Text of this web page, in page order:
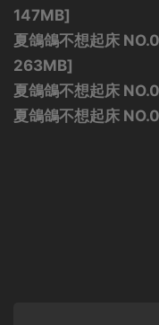
147MB]
夏鴿鴿不想起床
263MB]
夏鴿鴿不想起床
夏鴿鴿不想起床